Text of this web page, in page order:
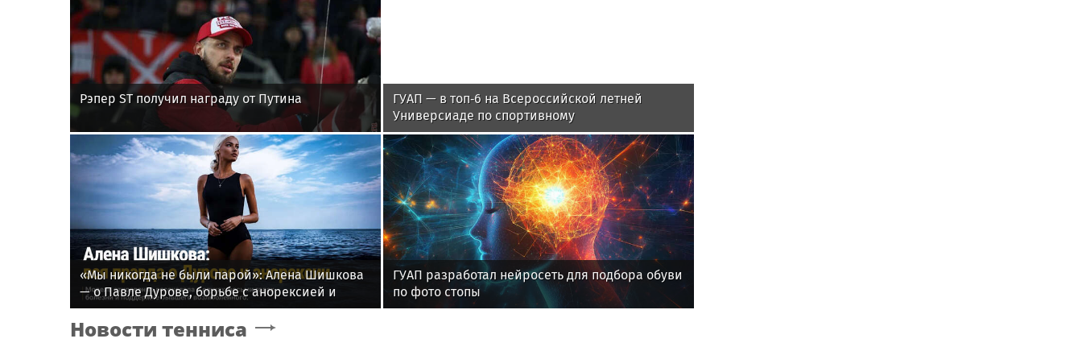
Рэпер ST получил награду от Путина
ГУАП — в топ‑6 на Всероссийской летней
Универсиаде по спортивному
ориентированию
«Мы никогда не были парой»: Алена Шишкова
— о Павле Дурове, борьбе с анорексией и
помощи Тимати
ГУАП разработал нейросеть для подбора обуви
по фото стопы
Новости тенниса